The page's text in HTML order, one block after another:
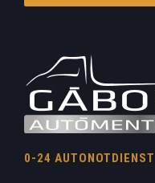
0-24 AUTONOTDIENST